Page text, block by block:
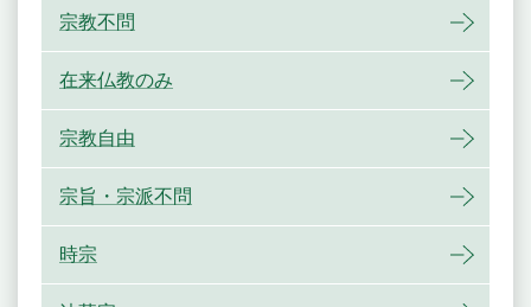
宗教不問
在来仏教のみ
宗教自由
宗旨・宗派不問
時宗